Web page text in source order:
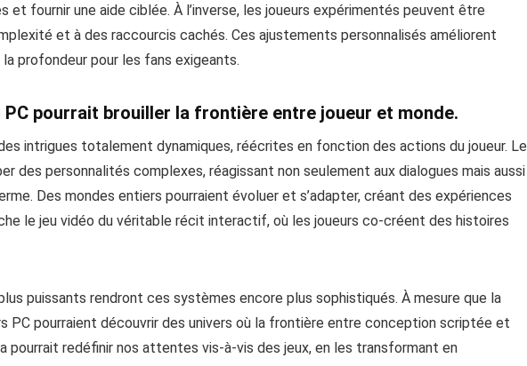
et fournir une aide ciblée. À l’inverse, les joueurs expérimentés peuvent être
et à des raccourcis cachés. Ces ajustements personnalisés améliorent
profondeur pour les fans exigeants.
PC pourrait brouiller la frontière entre joueur et monde.
intrigues totalement dynamiques, réécrites en fonction des actions du joueur.
des personnalités complexes, réagissant non seulement aux dialogues mais aussi
Des mondes entiers pourraient évoluer et s’adapter, créant des expériences
le jeu vidéo du véritable récit interactif, où les joueurs co-créent des histoires
puissants rendront ces systèmes encore plus sophistiqués. À mesure que la
PC pourraient découvrir des univers où la frontière entre conception scriptée et
pourrait redéfinir nos attentes vis-à-vis des jeux, en les transformant en